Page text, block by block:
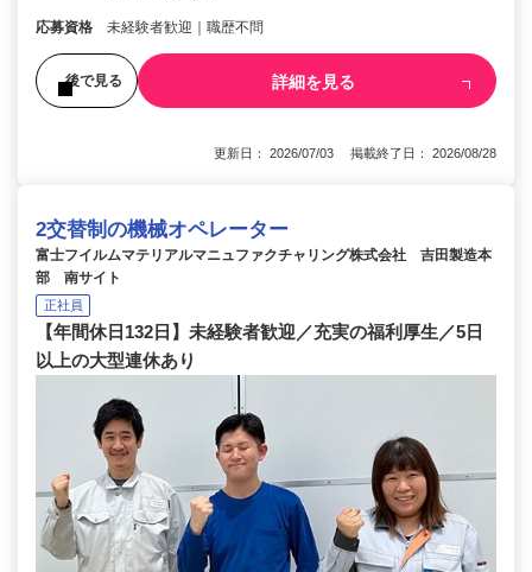
応募資格 未経験者歓迎｜職歴不問
後で見る 詳細を見る
更新日： 2026/07/03 掲載終了日： 2026/08/28
2交替制の機械オペレーター
富士フイルムマテリアルマニュファクチャリング株式会社 吉田製造本
部 南サイト
正社員
【年間休日132日】未経験者歓迎／充実の福利厚生／5日
以上の大型連休あり